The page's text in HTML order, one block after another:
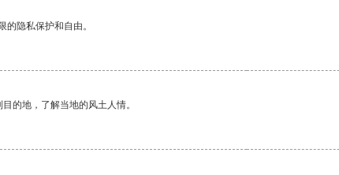
隐私保护和自由。
的地，了解当地的风土人情。